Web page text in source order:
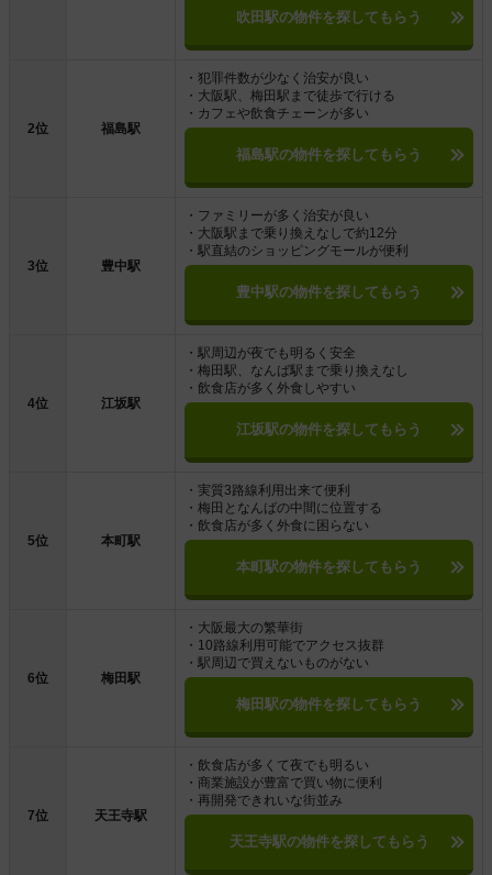
吹田駅の物件を探してもらう
2位 福島駅
・犯罪件数が少なく治安が良い
・大阪駅、梅田駅まで徒歩で行ける
・カフェや飲食チェーンが多い
福島駅の物件を探してもらう
3位 豊中駅
・ファミリーが多く治安が良い
・大阪駅まで乗り換えなしで約12分
・駅直結のショッピングモールが便利
豊中駅の物件を探してもらう
4位 江坂駅
・駅周辺が夜でも明るく安全
・梅田駅、なんば駅まで乗り換えなし
・飲食店が多く外食しやすい
江坂駅の物件を探してもらう
5位 本町駅
・実質3路線利用出来て便利
・梅田となんばの中間に位置する
・飲食店が多く外食に困らない
本町駅の物件を探してもらう
6位 梅田駅
・大阪最大の繁華街
・10路線利用可能でアクセス抜群
・駅周辺で買えないものがない
梅田駅の物件を探してもらう
7位 天王寺駅
・飲食店が多くて夜でも明るい
・商業施設が豊富で買い物に便利
・再開発できれいな街並み
天王寺駅の物件を探してもらう